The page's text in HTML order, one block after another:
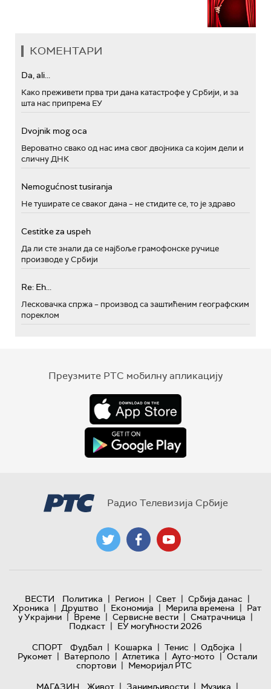
КОМЕНТАРИ
Da, ali...
Како преживети прва три дана катастрофе у Србији, и за
шта нас припрема ЕУ
Dvojnik mog oca
Вероватно свако од нас има свог двојника са којим дели и
сличну ДНК
Nemogućnost tusiranja
Не туширате се сваког дана – не стидите се, то је здраво
Cestitke za uspeh
Да ли сте знали да се најбоље грамофонске ручице
производе у Србији
Re: Eh...
Лесковачка спржа – производ са заштићеним географским
пореклом
Преузмите РТС мобилну апликацију
Радио Телевизија Србије
ВЕСТИ Политика | Регион | Свет | Србија данас |
Хроника | Друштво | Економија | Мерила времена | Рат
у Украјини | Време | Сервисне вести | Сматрачница |
Подкаст | ЕУ могућности 2026
СПОРТ
Фудбал | Кошарка | Тенис | Одбојка |
Рукомет | Ватерполо | Атлетика | Ауто-мото | Остали
спортови | Меморијал РТС
МАГАЗИН
Живот Занимљивости Музика